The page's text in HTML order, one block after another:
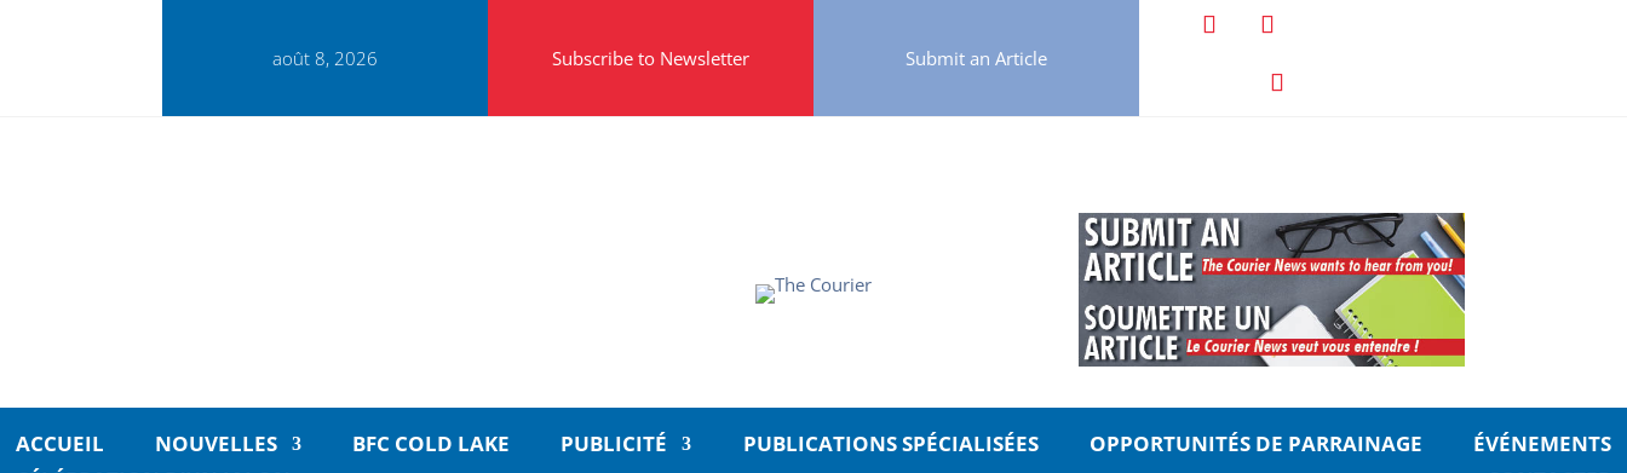
août 8, 2026 Subscribe to Newsletter Submit an Article
ACCUEIL NOUVELLES BFC COLD LAKE PUBLICITÉ PUBLICATIONS SPÉCIALISÉES OPPORTUNITÉS DE PARRAINAGE
ÉVÉNEMENTS